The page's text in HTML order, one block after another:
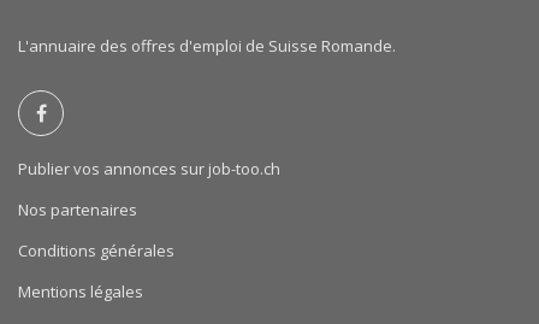
L'annuaire des offres d'emploi de Suisse Romande.
Publier vos annonces sur job-too.ch
Nos partenaires
Conditions générales
Mentions légales